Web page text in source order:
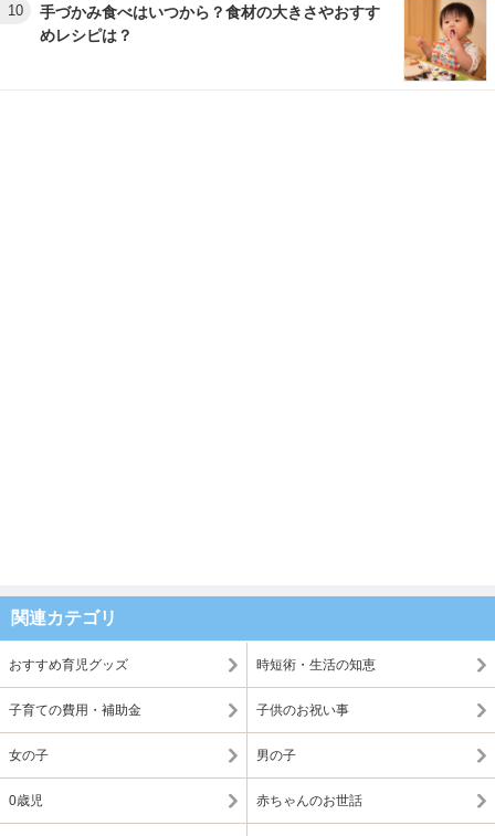
10
手づかみ食べはいつから？食材の大きさやおすす
めレシピは？
関連カテゴリ
おすすめ育児グッズ 時短術・生活の知恵
子育ての費用・補助金 子供のお祝い事
女の子 男の子
0歳児 赤ちゃんのお世話